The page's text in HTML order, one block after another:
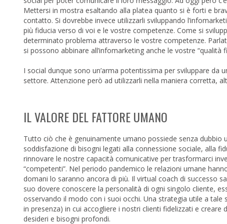
Mettersi in mostra esaltando alla platea quanto si è forti e
contatto. Si dovrebbe invece utilizzarli sviluppando
più fiducia verso di voi e le vostre competenze. Come si
determinato problema attraverso le vostre competenze.
si possono abbinare all’infomarketing anche le vostre “qualità
I social dunque sono un’arma potentissima per sviluppare
settore. Attenzione però ad utilizzarli nella maniera corretta,
IL VALORE DEL FATTORE UMANO
Tutto ciò che è genuinamente umano possiede senza
soddisfazione di bisogni legati alla connessione sociale, alla
rinnovare le nostre capacità comunicative per trasformarci
“competenti”. Nel periodo pandemico le relazioni umane
domani lo saranno ancora di più. Il virtual coach di successo
suo dovere conoscere la personalità di ogni singolo cliente,
osservando il modo con i suoi occhi. Una strategia utile a
in presenza) in cui accogliere i nostri clienti fidelizzati e
desideri e bisogni profondi.